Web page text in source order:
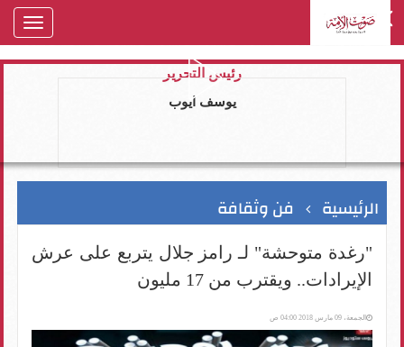
رئيس التحرير
يوسف ايوب
الرئيسية فن وثقافة
"رغدة متوحشة" لـ رامز جلال يتربع على عرش
الإيرادات.. ويقترب من 17 مليون
الجمعة، 09 مارس 2018 04:00 ص